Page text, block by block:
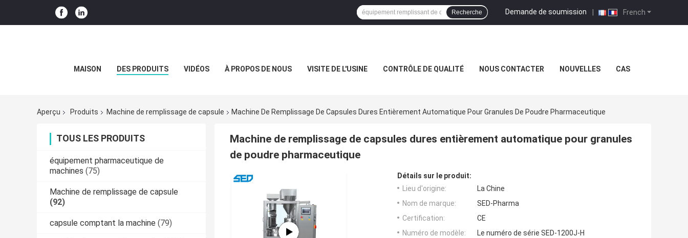
French
Demande de soumission |
Recherche
MAISON DES PRODUITS VIDÉOS À PROPOS DE NOUS VISITE DE L'USINE CONTRÔLE DE QUALITÉ NOUS CONTACTER NOUVELLES CAS
Aperçu Produits Machine de remplissage de capsule Machine De Remplissage De Capsules Dures Entièrement Automatique Pour Granules De Poudre Pharmaceutique
TOUS LES PRODUITS
équipement pharmaceutique de
machines (75)
Machine de remplissage de capsule
(92)
capsule comptant la machine (79)
Machine de remplissage de capsules dures entièrement automatique pour granules
de poudre pharmaceutique
Détails sur le produit:
Lieu d'origine:
La Chine
Nom de marque:
SED-Pharma
Certification:
CE
Numéro de modèle:
Le numéro de série SED-1200J-H